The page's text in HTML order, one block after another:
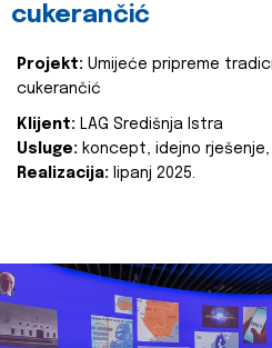
cukerančić
Projekt: Umijeće pripreme
cukerančić
Klijent: LAG Središnja Istra
Usluge: koncept, idejno
Realizacija: lipanj 2025.